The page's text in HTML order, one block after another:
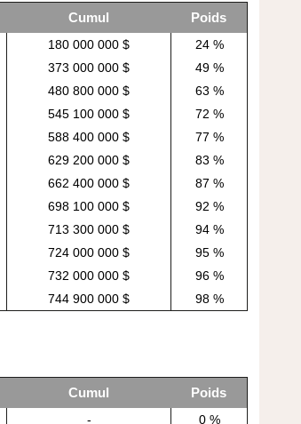
Cumul
Poids
180 000 000 $
24 %
373 000 000 $
49 %
480 800 000 $
63 %
545 100 000 $
72 %
588 400 000 $
77 %
629 200 000 $
83 %
662 400 000 $
87 %
698 100 000 $
92 %
713 300 000 $
94 %
724 000 000 $
95 %
732 000 000 $
96 %
744 900 000 $ 98 %
Cumul
Poids
- 0 %